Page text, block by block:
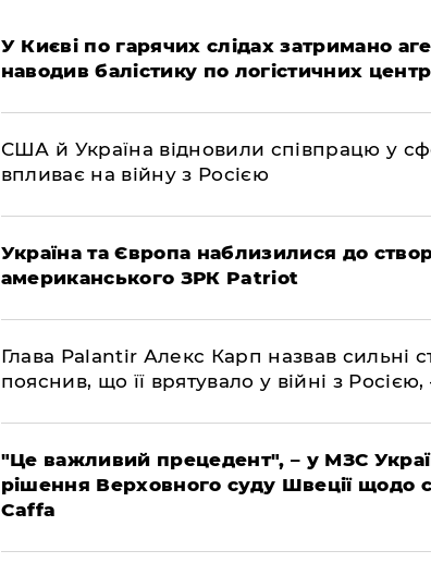
У Києві по гарячих слідах затримано
наводив балістику по логістичних
США й Україна відновили співпрацю у
впливає на війну з Росією
Україна та Європа наблизилися до
американського ЗРК Patriot
Глава Palantir Алекс Карп назвав сильні
пояснив, що її врятувало у війні з Росією,
"Це важливий прецедент", – у МЗС
рішення Верховного суду Швеції щодо
Caffa